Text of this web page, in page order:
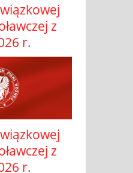
z
r.
z
r.